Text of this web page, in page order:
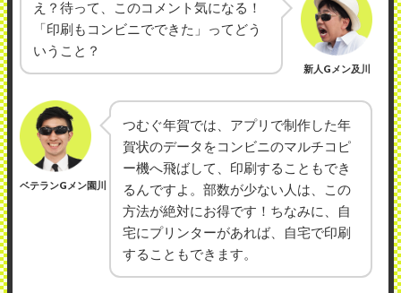
え？待って、このコメント気になる！
「印刷もコンビニでできた」ってどう
いうこと？
新人Gメン及川
ベテランGメン園川
つむぐ年賀では、アプリで制作した年
賀状のデータをコンビニのマルチコピ
ー機へ飛ばして、印刷することもでき
るんですよ。部数が少ない人は、この
方法が絶対にお得です！ちなみに、自
宅にプリンターがあれば、自宅で印刷
することもできます。